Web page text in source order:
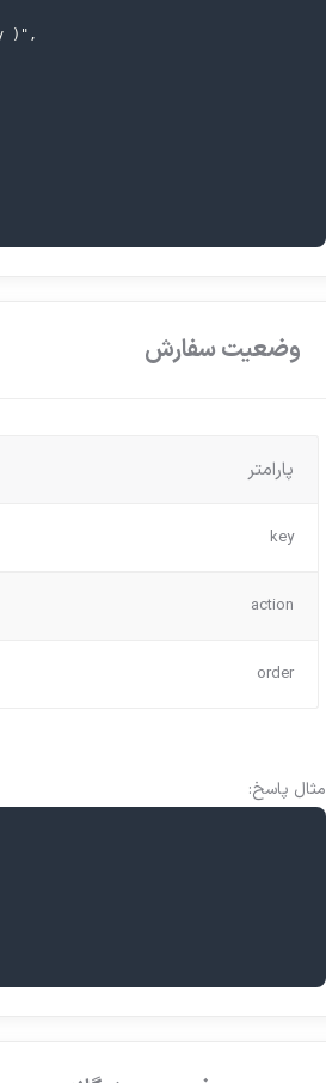
)",
وضعیت سفارش
پارامتر
key
action
order
مثال پاسخ: